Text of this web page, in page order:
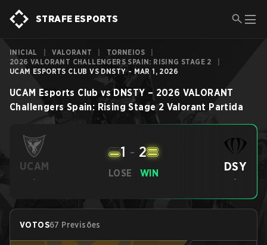
STRAFE ESPORTS
INICIAL VALORANT TORNEIOS
2026 VALORANT CHALLENGERS SPAIN: RISING STAGE 2
UCAM ESPORTS CLUB VS DNSTY - MAR 1, 2026
UCAM Esports Club vs DNSTY – 2026 VALORANT
Challengers Spain: Rising Stage 2 Valorant Partida
UCAM
-
LOSE
1 - 2
WIN DSY
-
VOTOS67 Previsões